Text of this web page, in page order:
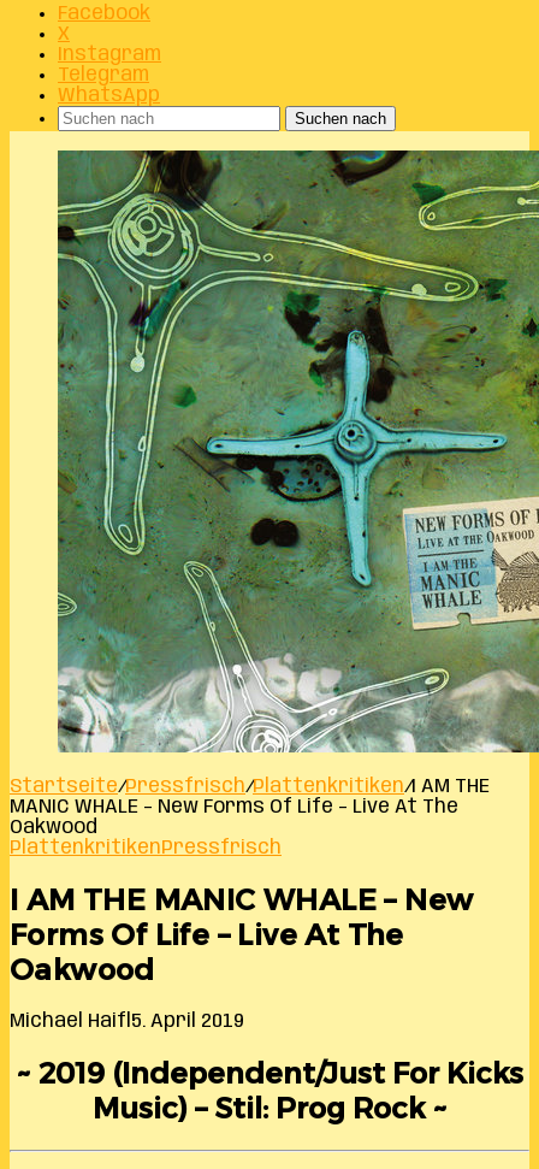
Facebook
X
Instagram
Telegram
WhatsApp
Suchen nach
Startseite/Pressfrisch/Plattenkritiken/I AM THE
MANIC WHALE – New Forms Of Life – Live At The
Oakwood
PlattenkritikenPressfrisch
I AM THE MANIC WHALE – New
Forms Of Life – Live At The
Oakwood
Michael Haifl 5. April 2019
~ 2019 (Independent/Just For Kicks
Music) – Stil: Prog Rock ~